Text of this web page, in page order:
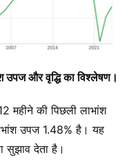
उपज और वृद्धि का विश्लेषण।
महीने की पिछली लाभांश
उपज 1.48% है। यह
सुझाव देता है।